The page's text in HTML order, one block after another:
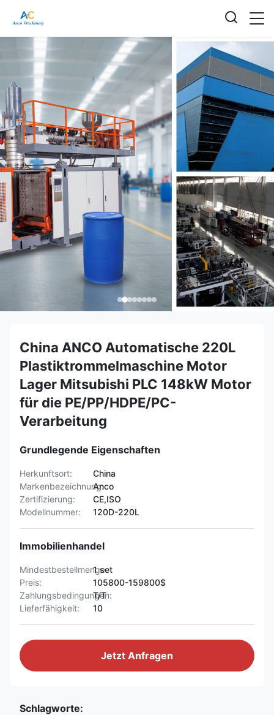
China ANCO Automatische 220L
Plastiktrommelmaschine Motor
Lager Mitsubishi PLC 148kW Motor
für die PE/PP/HDPE/PC-
Verarbeitung
Grundlegende Eigenschaften
Herkunftsort:
China
Markenbezeichnung:Anco
Zertifizierung:
CE,ISO
Modellnummer:
120D-220L
Immobilienhandel
Mindestbestellmenge:
1 set
Preis:
105800-159800$
Zahlungsbedingungen:
T/T
Lieferfähigkeit:
10
Jetzt Anfragen
Schlagworte: